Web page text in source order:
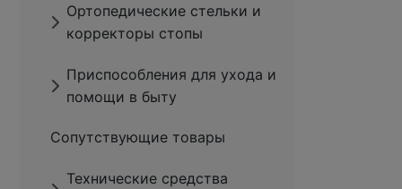
Ортопедические стельки и
корректоры стопы
Приспособления для ухода и
помощи в быту
Сопутствующие товары
Технические средства